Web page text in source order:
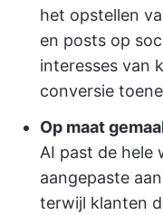
het opstellen
en posts op
interesses van
conversie
Op maat
AI past de hele
aangepaste
terwijl klanten